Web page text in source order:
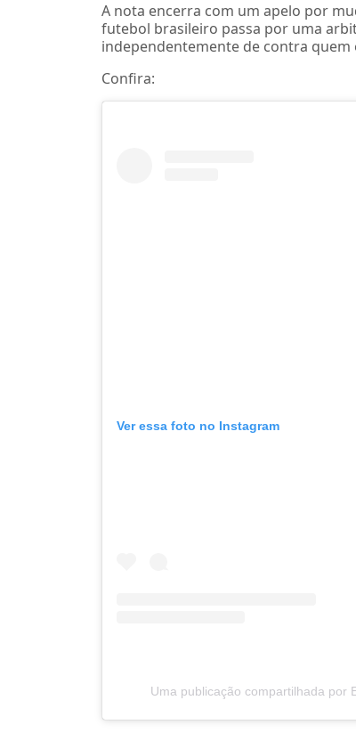
A nota encerra com um apelo por
futebol brasileiro passa por uma
independentemente de contra quem
Confira:
Ver essa foto no Instagram
Uma publicação compartilhada por